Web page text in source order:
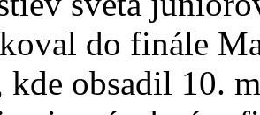
do finále
kde obsadil 10.